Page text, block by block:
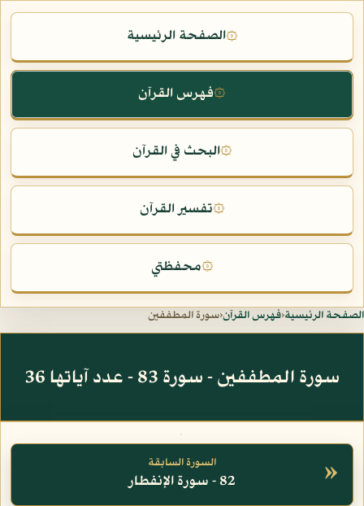
۞الصفحة الرئيسية
۞فهرس القرآن
۞البحث في القرآن
۞تفسير القرآن
۞محفظتي
الصفحة الرئيسية‹فهرس القرآن‹سورة المطففين
سورة المطففين - سورة 83 - عدد آياتها 36
» السورة السابقة
82 - سورة الإنفطار